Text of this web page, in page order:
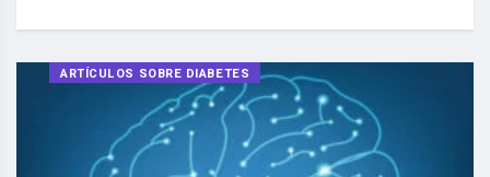
ARTÍCULOS SOBRE DIABETES